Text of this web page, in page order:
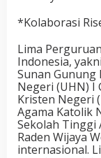
*Kolaborasi
Lima
Indonesia,
Sunan Gunung
Negeri (UHN) I
Kristen Negeri
Agama Katolik
Sekolah Tinggi
Raden Wijaya
internasional.